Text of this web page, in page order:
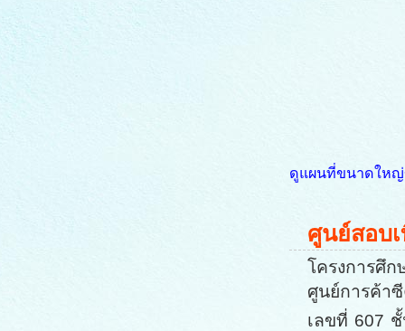
ดูแผนที่ขนาดให
ศูนย์สอบ
โครงการศึ
ศูนย์การค้า
เลขที่